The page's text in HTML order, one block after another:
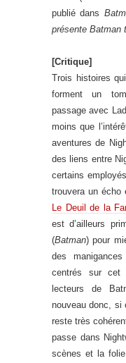
publié dans
présente Batman
[Critique]
Trois histoires
forment un
passage avec
moins que
aventures de
des liens entre
certains
trouvera un écho
Le Deuil de la
est d’ailleurs
(Batman) pour
des
centrés sur cet
lecteurs de
nouveau donc, si
reste très
passe dans
scènes et la